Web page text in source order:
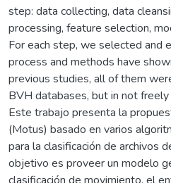
step: data collecting, data
processing, feature selection,
For each step, we selected and
process and methods have
previous studies, all of them
BVH databases, but in not
Este trabajo presenta la
(Motus) basado en varios
para la clasificación de archivos
objetivo es proveer un modelo